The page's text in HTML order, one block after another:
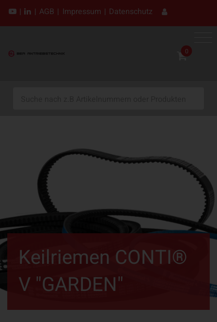
| | AGB | Impressum | Datenschutz
0
Keilriemen CONTI®
V "GARDEN"